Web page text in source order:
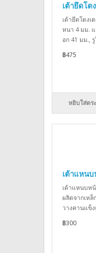
เต้ายึดโต
เต้ายึดโตง
หนา 4 มม.
อก 41 มม.,
฿475
หยิบใส่ตร
เต้าแหน
เต้าแหนบห
ผลิตจากเห
วางคานแข็ง
฿300